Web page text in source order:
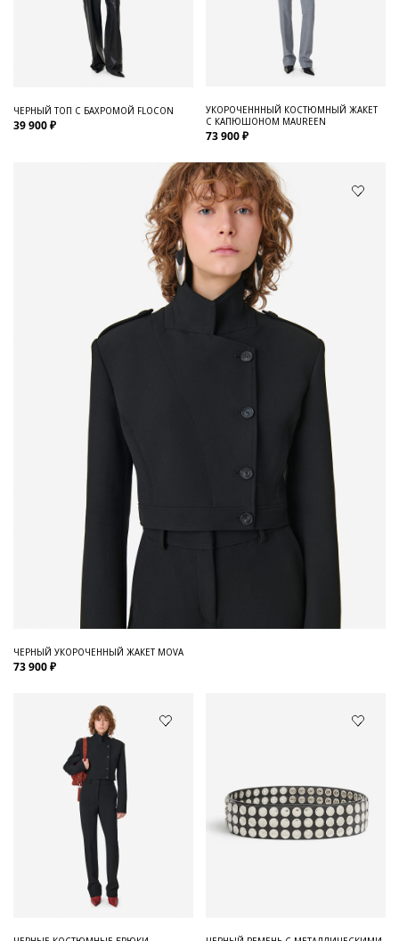
ЧЕРНЫЙ ТОП С БАХРОМОЙ FLOCON
39 900 ₽
УКОРОЧЕНННЫЙ КОСТЮМНЫЙ ЖАКЕТ
С КАПЮШОНОМ MAUREEN
73 900 ₽
ЧЕРНЫЙ УКОРОЧЕННЫЙ ЖАКЕТ MOVA
73 900 ₽